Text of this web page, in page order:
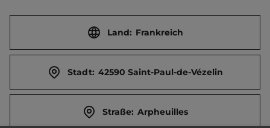
Touristen-/Dauerstellplätze 66/4.
Land: Frankreich
Stadt: 42590 Saint-Paul-de-Vézelin
Straße: Arpheuilles